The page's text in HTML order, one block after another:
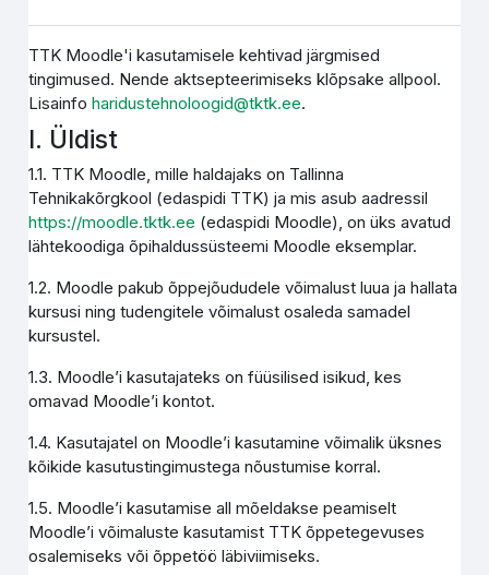
TTK Moodle'i kasutamisele kehtivad järgmised
tingimused. Nende aktsepteerimiseks klõpsake allpool.
Lisainfoharidustehnoloogid@tktk.ee.
I. Üldist
1.1. TTK Moodle, mille haldajaks on Tallinna
Tehnikakõrgkool (edaspidi TTK) ja mis asub aadressil
https://moodle.tktk.ee (edaspidi Moodle), on üks avatud
lähtekoodiga õpihaldussüsteemi Moodle eksemplar.
1.2. Moodle pakub õppejõududele võimalust luua ja hallata
kursusi ning tudengitele võimalust osaleda samadel
kursustel.
1.3. Moodle’i kasutajateks on füüsilised isikud, kes
omavad Moodle’i kontot.
1.4. Kasutajatel on Moodle’i kasutamine võimalik üksnes
kõikide kasutustingimustega nõustumise korral.
1.5. Moodle’i kasutamise all mõeldakse peamiselt
Moodle’i võimaluste kasutamist TTK õppetegevuses
osalemiseks või õppetöö läbiviimiseks.